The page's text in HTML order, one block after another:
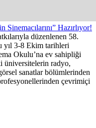
Hazırlıyor!
düzenlenen 58.
yıl 3-8 Ekim tarihleri
Okulu’na ev sahipliği
üniversitelerin radyo,
sanatlar bölümlerinden
çevrimiçi